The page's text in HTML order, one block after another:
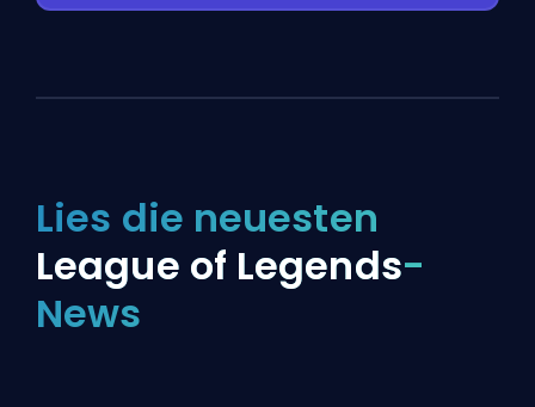
Lies die neuesten
League of Legends-
News